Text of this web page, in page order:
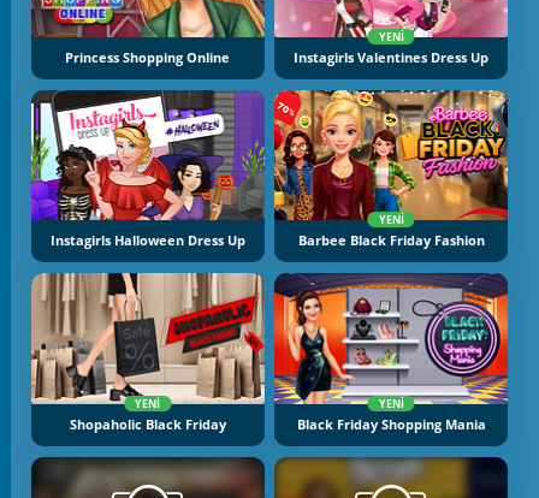
Princess Shopping Online
YENI
Instagirls Valentines Dress Up
Instagirls Halloween Dress Up
YENI
Barbee Black Friday Fashion
YENI
Shopaholic Black Friday
YENI
Black Friday Shopping Mania